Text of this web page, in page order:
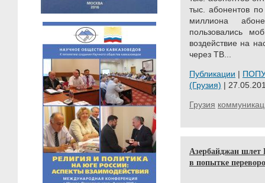
тыс. абонентов
миллиона
пользовались
воздействие на
через ТВ...
Публикации |
(Грузия) |
Грузия
Азербайджан шлет
в попытке